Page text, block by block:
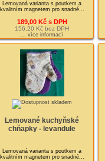
Lemovaná varianta s poutkem a
kvalitním magnetem pro snadné...
189,00 Kč s DPH
156,20 Kč bez DPH
... více informací
Lemované kuchyňské
chňapky - levandule
Lemovaná varianta s poutkem a
kvalitním magnetem pro snadné...